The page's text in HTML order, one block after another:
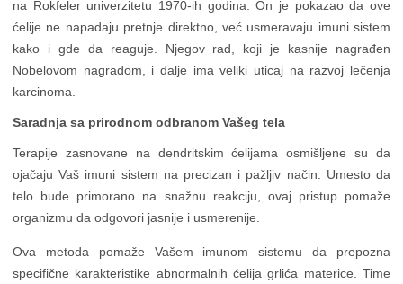
na Rokfeler univerzitetu 1970-ih godina. On je pokazao da ove
ćelije ne napadaju pretnje direktno, već usmeravaju imuni sistem
kako i gde da reaguje. Njegov rad, koji je kasnije nagrađen
Nobelovom nagradom, i dalje ima veliki uticaj na razvoj lečenja
karcinoma.
Saradnja sa prirodnom odbranom Vašeg tela
Terapije zasnovane na dendritskim ćelijama osmišljene su da
ojačaju Vaš imuni sistem na precizan i pažljiv način. Umesto da
telo bude primorano na snažnu reakciju, ovaj pristup pomaže
organizmu da odgovori jasnije i usmerenije.
Ova metoda pomaže Vašem imunom sistemu da prepozna
specifične karakteristike abnormalnih ćelija grlića materice. Time